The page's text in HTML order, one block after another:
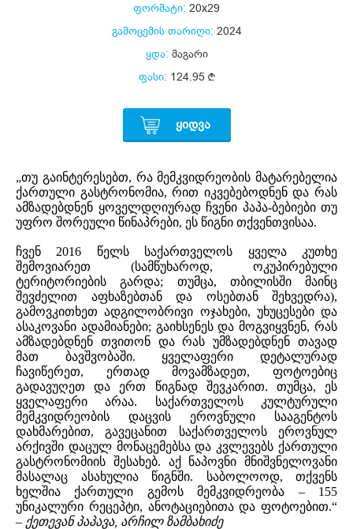
ფორმატი: 20x29
გამოცემის თარიღი: 2024
ყდა: მაგარი
ფასი: 124.95
ᲧᲘᲓᲕᲐ
„თუ გაინტერესებთ, რა მემკვიდრეობის მატარებელია
ქართული გასტრონომია, რით იკვებებოდნენ და რას
ამზადებდნენ ყოველდღიურად ჩვენი პაპა-ბებიები თუ
უფრო შორეული წინაპრები, ეს წიგნი თქვენთვისაა.
ჩვენ 2016 წელს საქართველოს ყველა კუთხე
შემოვიარეთ (სამწუხაროდ, ოკუპირებული
ტერიტორიების გარდა; თუმცა, თბილისში მაინც
შევძელით აფხაზებთან და ოსებთან შეხვედრა),
გამოვკითხეთ ადგილობრივი ოჯახები, უხუცესები და
ასაკოვანი ადამიანები; გაიხსენეს და მოგვიყვნენ, რას
ამზადებდნენ თვითონ და რას უმზადებდნენ თავად
მათ ბავშვობაში. ყველაფერი დეტალურად
ჩავიწერეთ, ერთად მოვამზადეთ, ფოტოებიც
გადავუღეთ და ერთ წიგნად შევკარით. თუმცა, ეს
ყველაფერი არაა. საქართველოს კულტურული
მემკვიდრეობის დაცვის ეროვნული სააგენტოს
დახმარებით, გავეცანით საქართველოს ეროვნულ
არქივში დაცულ მონაცემებსა და კვლევებს ქართული
გასტრონომიის შესახებ. აქ ნაპოვნი მნიშვნელოვანი
მასალაც ასახულია წიგნში. საბოლოოდ, თქვენს
ხელშია ქართული გემოს მემკვიდრეობა – 155
უნიკალური რეცეპტი, ანოტაციებითა და ფოტოებით.“
– ქეთევან პაპავა, არჩილ ზამბახიძე